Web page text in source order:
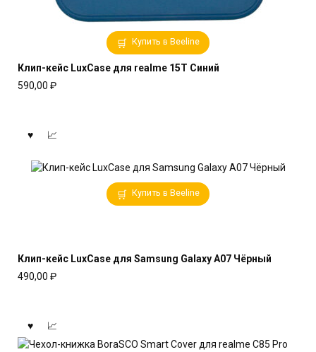
Купить в Beeline
Клип-кейс LuxCase для realme 15T Синий
590,00 ₽
Купить в Beeline
Клип-кейс LuxCase для Samsung Galaxy A07 Чёрный
490,00 ₽